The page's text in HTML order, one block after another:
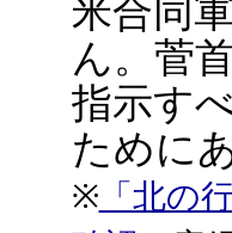
米合同
ん。菅
指示す
ために
※ 「北の